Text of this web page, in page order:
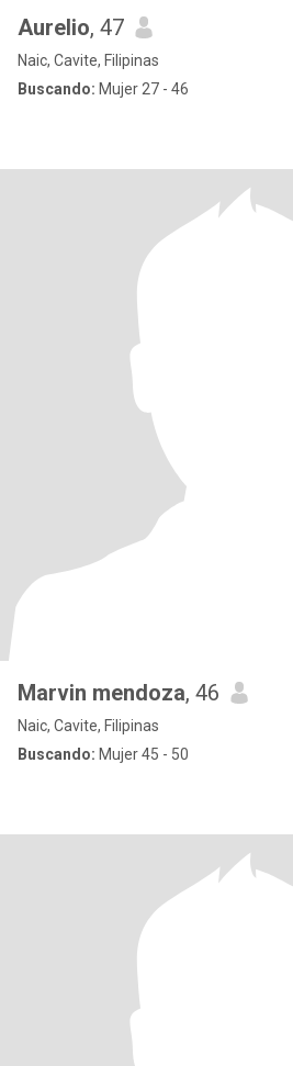
Aurelio, 47
Naic, Cavite, Filipinas
Buscando: Mujer 27 - 46
Marvin mendoza, 46
Naic, Cavite, Filipinas
Buscando: Mujer 45 - 50